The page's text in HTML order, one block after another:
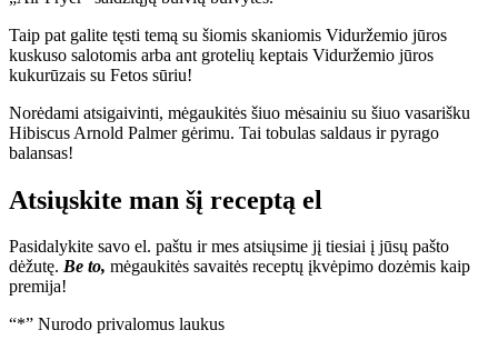
Taip pat galite tęsti temą su šiomis skaniomis Viduržemio jūros
kuskuso salotomis arba ant grotelių keptais Viduržemio jūros
kukurūzais su Fetos sūriu!
Norėdami atsigaivinti, mėgaukitės šiuo mėsainiu su šiuo vasarišku
Hibiscus Arnold Palmer gėrimu. Tai tobulas saldaus ir pyrago
balansas!
Atsiųskite man šį receptą el
Pasidalykite savo el. paštu ir mes atsiųsime jį tiesiai į jūsų pašto
dėžutę. Be to, mėgaukitės savaitės receptų įkvėpimo dozėmis kaip
premija!
“*” Nurodo privalomus laukus